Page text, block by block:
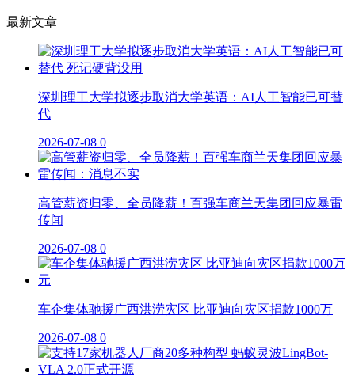
最新文章
深圳理工大学拟逐步取消大学英语：AI人工智能已可替
代
2026-07-08 0
高管薪资归零、全员降薪！百强车商兰天集团回应暴雷
传闻
2026-07-08 0
车企集体驰援广西洪涝灾区 比亚迪向灾区捐款1000万
2026-07-08 0